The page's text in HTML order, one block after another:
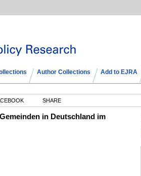
Author Collections Add to EJRA
SHARE
in Deutschland im